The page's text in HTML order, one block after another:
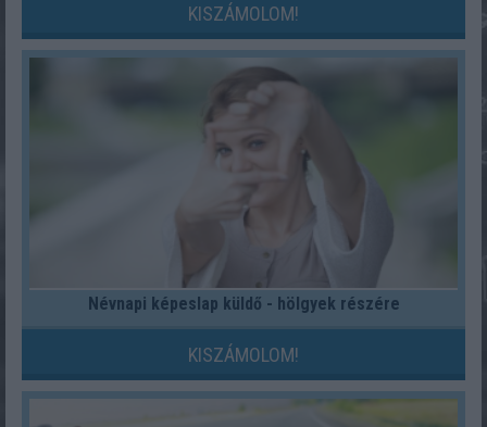
KISZÁMOLOM!
Névnapi képeslap küldő - hölgyek részére
KISZÁMOLOM!